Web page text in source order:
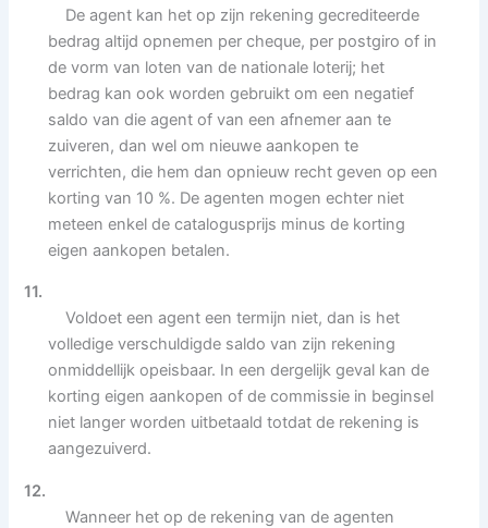
De agent kan het op zijn rekening gecrediteerde
bedrag altijd opnemen per cheque, per postgiro of in
de vorm van loten van de nationale loterij; het
bedrag kan ook worden gebruikt om een negatief
saldo van die agent of van een afnemer aan te
zuiveren, dan wel om nieuwe aankopen te
verrichten, die hem dan opnieuw recht geven op een
korting van 10 %. De agenten mogen echter niet
meteen enkel de catalogusprijs minus de korting
eigen aankopen betalen.
11.
Voldoet een agent een termijn niet, dan is het
volledige verschuldigde saldo van zijn rekening
onmiddellijk opeisbaar. In een dergelijk geval kan de
korting eigen aankopen of de commissie in beginsel
niet langer worden uitbetaald totdat de rekening is
aangezuiverd.
12.
Wanneer het op de rekening van de agenten